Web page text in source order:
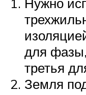
для
третья
Земля